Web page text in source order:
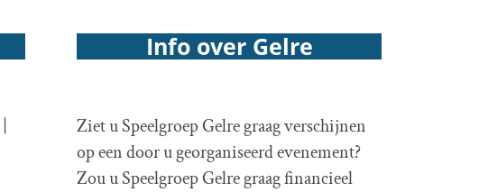
Info over Gelre
Ziet u Speelgroep Gelre graag verschijnen
op een door u georganiseerd evenement?
Zou u Speelgroep Gelre graag financieel